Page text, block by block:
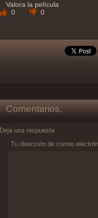
Valora la película
0
0
Comentarios:
Deja una respuesta
Tu dirección de correo